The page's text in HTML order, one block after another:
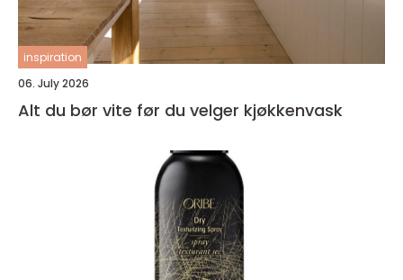
inspiration
06. July 2026
Alt du bør vite før du velger kjøkkenvask